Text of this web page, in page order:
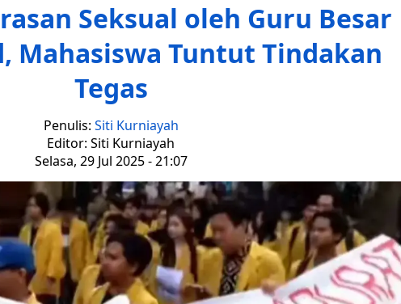
Seksual oleh Guru Besar
Mahasiswa Tuntut Tindakan
Tegas
Penulis: Siti Kurniayah
Editor: Siti Kurniayah
Selasa, 29 Jul 2025 - 21:07